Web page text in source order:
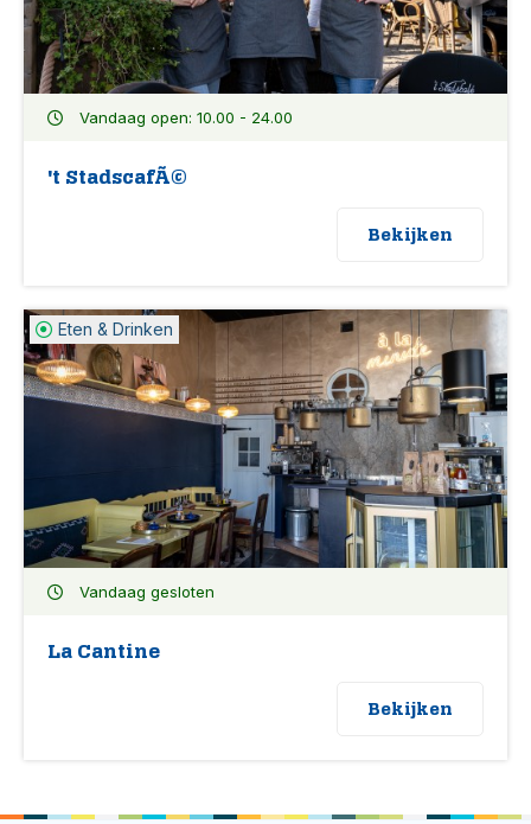
Vandaag open: 10.00 - 24.00
't StadscafÃ©
Bekijken
Eten & Drinken
Vandaag gesloten
La Cantine
Bekijken